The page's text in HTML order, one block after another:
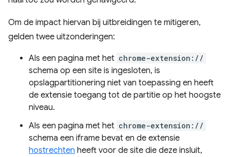
Om de impact hiervan bij uitbreidingen te mitigeren,
gelden twee uitzonderingen:
Als een pagina met het chrome-extension://
schema op een site is ingesloten, is
opslagpartitionering niet van toepassing en heeft
de extensie toegang tot de partitie op het hoogste
niveau.
Als een pagina met het chrome-extension://
schema een iframe bevat en de extensie
hostrechten heeft voor de site die deze insluit,